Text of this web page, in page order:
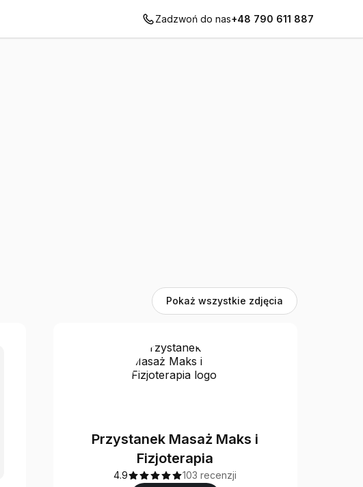
Zadzwoń do nas+48 790 611 887
Pokaż wszystkie zdjęcia
Przystanek Masaż Maks i
Fizjoterapia
4.9
103 recenzji